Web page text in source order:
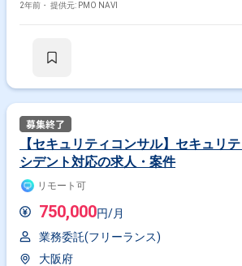
セキュリティ管理などに関連する付帯業務を行う。
2年前・ 提供元: PMO NAVI
【セキュリティコンサル】セキュリ
シデント対応の求人・案件
リモート可
750,000円/月
業務委託(フリーランス)
大阪府